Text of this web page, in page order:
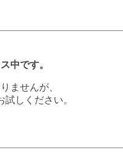
中です。
ませんが、
しください。